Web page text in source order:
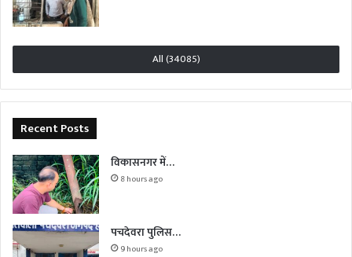
All (34085)
Recent Posts
विकासनगर में…
8 hours ago
पचदेवरा पुलिस…
9 hours ago